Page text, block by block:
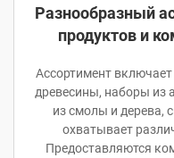
Разнообразный
продуктов и
Ассортимент
древесины, наборы из
из смолы и дерева,
охватывает
Предоставляются